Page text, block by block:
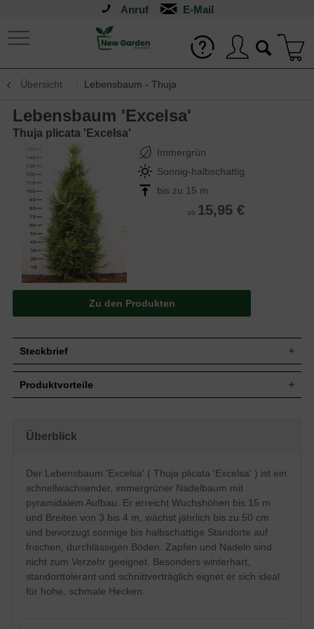
Anruf
Übersicht Lebensbaum - Thuja
Lebensbaum 'Excelsa'
Thuja plicata 'Excelsa'
Immergrün
Sonnig-halbschattig
bis zu 15 m
ab 15,95 €
Zu den Produkten
Steckbrief
Zuwachs
Wuchsform
Blüte
Unscheinbar
Rinde
Graubraun
Insgesamt standorttolerant, bevorzugt
durchlässige Untergründe
Standort
Sonnig bis halbschattig
Verwendung
Solitär, Gruppe, hohe und niedrige
Heckenbepflanzung, Kübelbepflanzung
Dieser zügig wachsende Lebensbaum
'Excelsa' ähnelt in der Nadelfärbung sehr
Produktvorteile
sehr frosthart und windfest
Regenerationsvermögen
optimal für schmale
und/oder hohe Hecken
verträgt keine extreme Trockenheit
verträgt keinen Rückschnitt ins alte Holz
Überblick
Der Lebensbaum 'Excelsa' ( Thuja plicata 'Excelsa' ) ist ein
schnellwachsender, immergrüner Nadelbaum mit
pyramidalem Aufbau. Er erreicht Wuchshöhen bis 15 m
und Breiten von 3 bis 4 m, wächst jährlich bis zu 50 cm
und bevorzugt sonnige bis halbschattige Standorte auf
frischen, durchlässigen Böden. Zapfen und Nadeln sind
nicht zum Verzehr geeignet. Besonders winterhart,
standorttolerant und schnittverträglich eignet er sich ideal
für hohe, schmale Hecken.